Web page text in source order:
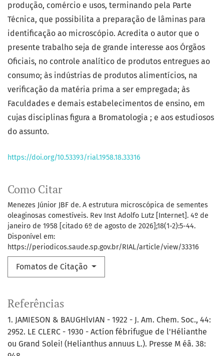
Como Citar
Menezes Júnior JBF de. A estrutura microscópica de sementes
oleaginosas comestíveis. Rev Inst Adolfo Lutz [Internet]. 4º de
janeiro de 1958 [citado 6º de agosto de 2026];18(1-2):5-44.
Disponível em:
https://periodicos.saude.sp.gov.br/RIAL/article/view/33316
Fomatos de Citação
produção, comércio e usos, terminando pela Parte
Técnica, que possibilita a preparação de lâminas para
identificação ao microscópio. Acredita o autor que o
presente trabalho seja de grande interesse aos Órgãos
Oficiais, no controle analítico de produtos entregues ao
consumo; às indústrias de produtos alimentícios, na
verificação da matéria prima a ser empregada; às
Faculdades e demais estabelecimentos de ensino, em
cujas disciplinas figura a Bromatologia ; e aos estudiosos
do assunto.
https://doi.org/10.53393/rial.1958.18.33316
Referências
1. JAMIESON & BAUGHlvIAN - 1922 - J. Am. Chem. Soc., 44:
2952. LE CLERC - 1930 - Actíon fébrifugue de l'Hélianthe
ou Grand Solei! (Helianthus annuus L.). Presse M éâ. 38: